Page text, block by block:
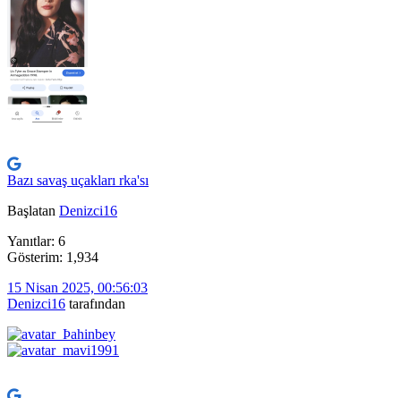
Bazı savaş uçakları rka'sı
Başlatan Denizci16
Yanıtlar: 6
Gösterim: 1,934
15 Nisan 2025, 00:56:03
Denizci16 tarafından